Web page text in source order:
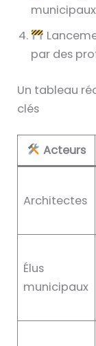
par des
Un tableau
clés
Acteurs
Architectes
Élus
municipaux